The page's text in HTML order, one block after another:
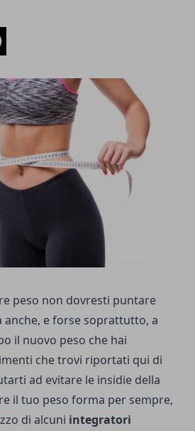
peso non dovresti puntare
anche, e forse soprattutto, a
il nuovo peso che hai
che trovi riportati qui di
ad evitare le insidie della
il tuo peso forma per sempre,
di alcuni integratori